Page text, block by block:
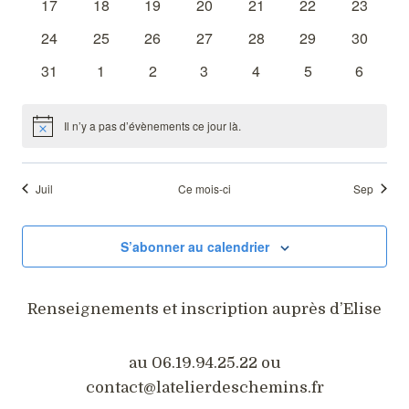
17 18 19 20 21 22
23
0
24
0
25
0
26
0
27
0
28
0
29
0
30
0
31
0
1
0
2
0
3
0
4
0
5
0
6
Notice Il n’y a pas d’évènements ce jour là.
Juil Ce mois-ci Sep
S’abonner au calendrier
Renseignements et inscription auprès d’Elise
au 06.19.94.25.22 ou
contact@latelierdeschemins.fr